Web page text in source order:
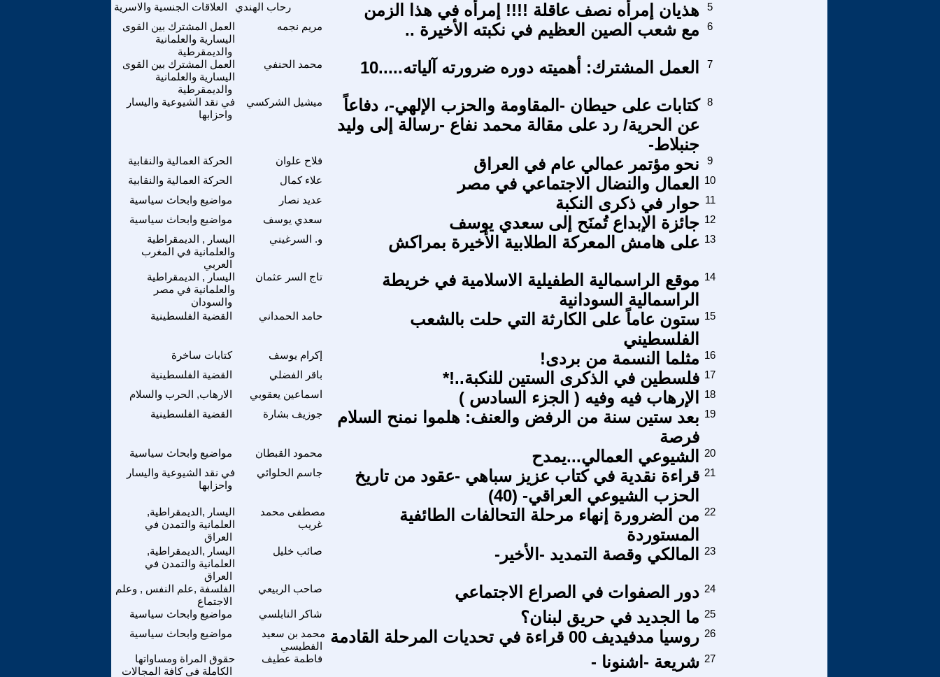
العلاقات الجنسية والاسرية رحاب الهندي هذيان إمرأه نصف عاقلة !!!! إمرأه في هذا الزمن
5
العمل المشترك بين القوى
اليسارية والعلمانية
والديمقرطية
مريم نجمه مع شعب الصين العظيم في نكبته الأخيرة .. 6
العمل المشترك بين القوى
اليسارية والعلمانية
والديمقرطية
محمد الحنفي العمل المشترك: أهميته دوره ضرورته آلياته.....10 7
في نقد الشيوعية واليسار
واحزابها
ميشيل الشركسي
كتابات على حيطان -المقاومة والحزب الإلهي-، دفاعاً
عن الحرية/ رد على مقالة محمد نفاع -رسالة إلى وليد
جنبلاط-
8
الحركة العمالية والنقابية فلاح علوان نحو مؤتمر عمالي عام في العراق
9
الحركة العمالية والنقابية
علاء كمال العمال والنضال الاجتماعي في مصر
10
مواضيع وابحاث سياسية
عديد نصار حوار في ذكرى النكبة 11
مواضيع وابحاث سياسية
سعدي يوسف جائزة الإبداع تُمنَح إلى سعدي يوسف 12
اليسار , الديمقراطية
والعلمانية في المغرب
العربي
و. السرغيني على هامش المعركة الطلابية الأخيرة بمراكش 13
اليسار , الديمقراطية
والعلمانية في مصر
والسودان
تاج السر عثمان
موقع الراسمالية الطفيلية الاسلامية في خريطة
الراسمالية السودانية
14
القضية الفلسطينية حامد الحمداني
ستون عاماً على الكارثة التي حلت بالشعب
الفلسطيني
15
كتابات ساخرة إكرام يوسف مثلما النسمة من بردى! 16
القضية الفلسطينية
باقر الفضلي فلسطين في الذكرى الستين للنكبة..!* 17
الارهاب, الحرب والسلام
اسماعين يعقوبي الإرهاب فيه وفيه ( الجزء السادس )
18
القضية الفلسطينية
جوزيف بشارة
بعد ستين سنة من الرفض والعنف: هلموا نمنح السلام
فرصة
19
مواضيع وابحاث سياسية محمود القبطان الشيوعي العمالي...يمدح
20
في نقد الشيوعية واليسار
واحزابها
جاسم الحلوائي
قراءة نقدية في كتاب عزيز سباهي -عقود من تاريخ
الحزب الشيوعي العراقي- (40)
21
اليسار ,الديمقراطية,
العلمانية والتمدن في
العراق
مصطفى محمد
غريب
من الضرورة إنهاء مرحلة التحالفات الطائفية
المستوردة
22
اليسار ,الديمقراطية,
العلمانية والتمدن في
العراق
صائب خليل المالكي وقصة التمديد -الأخير- 23
الفلسفة ,علم النفس , وعلم
الاجتماع
صاحب الربيعي دور الصفوات في الصراع الاجتماعي 24
مواضيع وابحاث سياسية شاكر النابلسي ما الجديد في حريق لبنان؟ 25
مواضيع وابحاث سياسية
محمد بن سعيد
الفطيسي
روسيا مدفيديف 00 قراءة في تحديات المرحلة القادمة 26
حقوق المراة ومساواتها
الكاملة في كافة المجالات
فاطمة عطيف شريعة -اشنونا - 27